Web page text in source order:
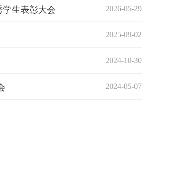
生表彰大会 2026-05-29
2025-09-02
2024-10-30
2024-05-07